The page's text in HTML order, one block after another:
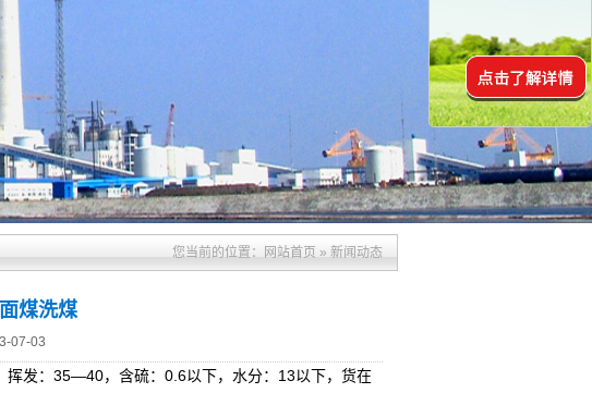
您当前的位置： 网站首页 » 新闻动态
煤洗煤
07-03
挥发：35—40，含硫：0.6以下，水分：13以下，货在